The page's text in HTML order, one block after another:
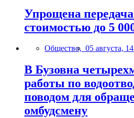
Упрощена
стоимостью до 5
Общество, 05 августа,
В Бузовна
работы по
поводом для
омбудсмену